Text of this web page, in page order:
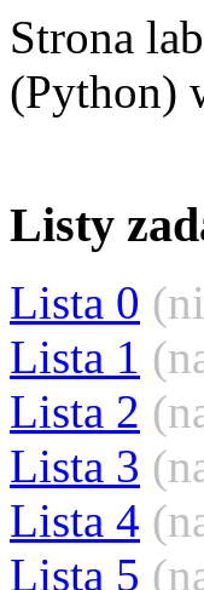
Strona
(Python)
Listy
Lista 0
Lista 1
Lista 2
Lista 3
Lista 4
Lista 5